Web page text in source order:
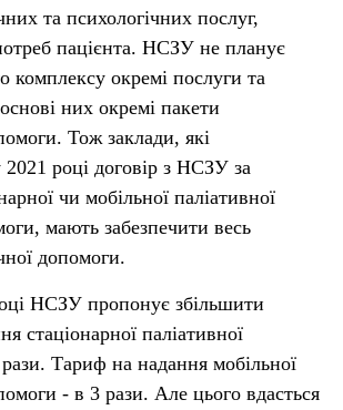
та психологічних послуг,
пацієнта. НСЗУ не планує
комплексу окремі послуги та
них окремі пакети
Тож заклади, які
2021 році договір з НСЗУ за
чи мобільної паліативної
мають забезпечити весь
допомоги.
НСЗУ пропонує збільшити
стаціонарної паліативної
Тариф на надання мобільної
- в 3 рази. Але цього вдасться